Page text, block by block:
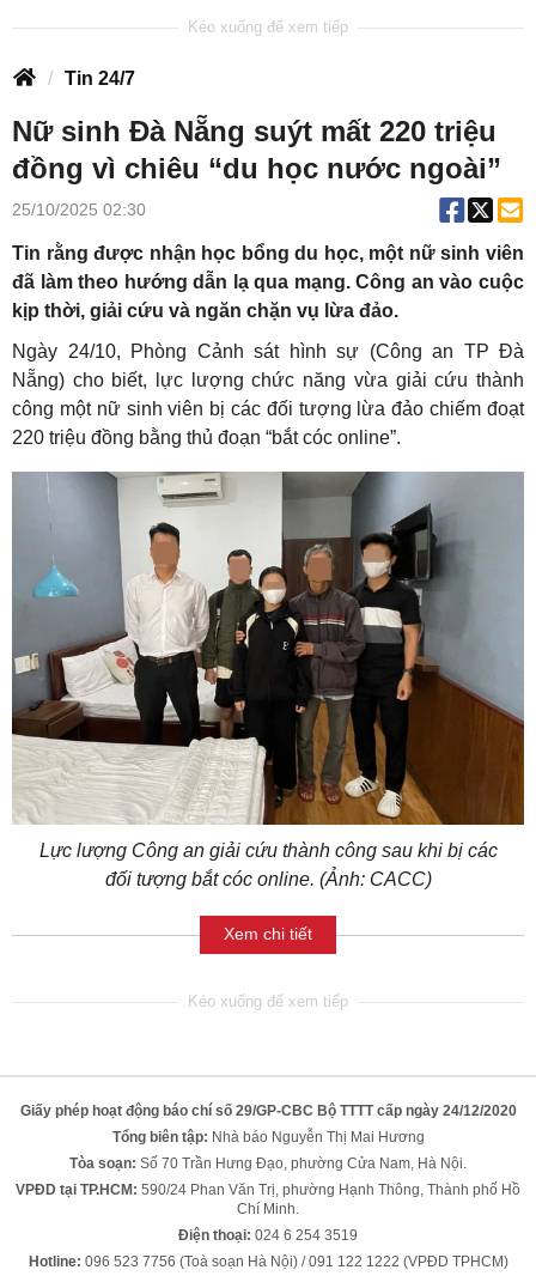
Tin 24/7
Nữ sinh Đà Nẵng suýt mất 220 triệu
đồng vì chiêu “du học nước ngoài”
25/10/2025 02:30
Tin rằng được nhận học bổng du học, một nữ sinh viên
đã làm theo hướng dẫn lạ qua mạng. Công an vào cuộc
kịp thời, giải cứu và ngăn chặn vụ lừa đảo.
Ngày 24/10, Phòng Cảnh sát hình sự (Công an TP Đà
Nẵng) cho biết, lực lượng chức năng vừa giải cứu thành
công một nữ sinh viên bị các đối tượng lừa đảo chiếm đoạt
220 triệu đồng bằng thủ đoạn “bắt cóc online”.
Lực lượng Công an giải cứu thành công sau khi bị các
đối tượng bắt cóc online. (Ảnh: CACC)
Xem chi tiết
Giấy phép hoạt động báo chí số 29/GP-CBC Bộ TTTT cấp ngày 24/12/2020
Tổng biên tập: Nhà báo Nguyễn Thị Mai Hương
Tòa soạn: Số 70 Trần Hưng Đạo, phường Cửa Nam, Hà Nội.
VPĐD tại TP.HCM: 590/24 Phan Văn Trị, phường Hạnh Thông, Thành phố Hồ
Chí Minh.
Điện thoại: 024 6 254 3519
Hotline: 096 523 7756 (Toà soạn Hà Nội) / 091 122 1222 (VPĐD TPHCM)